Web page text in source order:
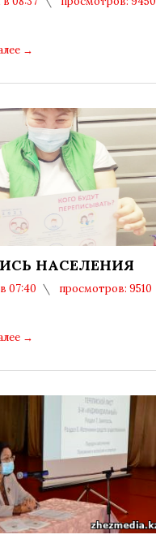
→
НАСЕЛЕНИЯ
07:40
просмотров: 9510
→